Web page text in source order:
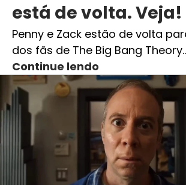
está de volta. Veja!
Penny e Zack estão de volta
dos fãs de The Big Bang
Continue lendo